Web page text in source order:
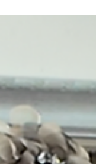
"משנכנס אוהב" ערב
ללמוד פרשנות
סגולות מהממות ואיך
את מפנה מקום לכל
חזון זה הזמן לחלום
בוכה? צפיה